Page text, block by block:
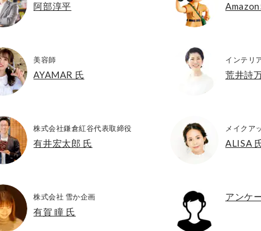
阿部淳平
美容師
AYAMAR 氏
インテリ
荒井詩
株式会社鎌倉紅谷代表取締役
有井宏太郎 氏
メイクア
ALISA
株式会社 雪か企画
有賀 瞳 氏
アンケ